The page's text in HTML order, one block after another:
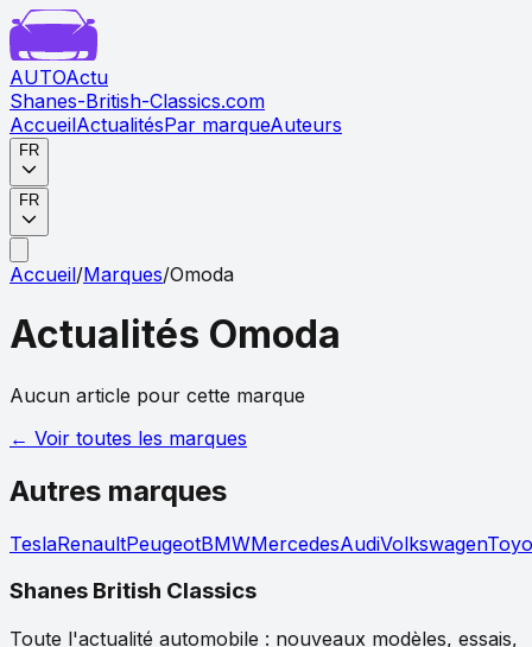
AUTOActu
Shanes-British-Classics.com
AccueilActualitésPar marqueAuteurs
FR
FR
Accueil/Marques/Omoda
Actualités Omoda
Aucun article pour cette marque
← Voir toutes les marques
Autres marques
TeslaRenaultPeugeotBMWMercedesAudiVolkswagen
Shanes British Classics
Toute l'actualité automobile : nouveaux modèles, essais,